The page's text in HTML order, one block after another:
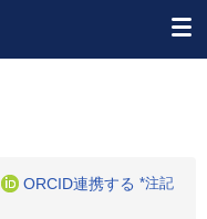
ORCID連携する *注記